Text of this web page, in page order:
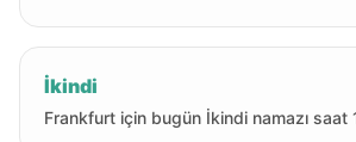
İkindi
Frankfurt için bugün İkindi namazı saat